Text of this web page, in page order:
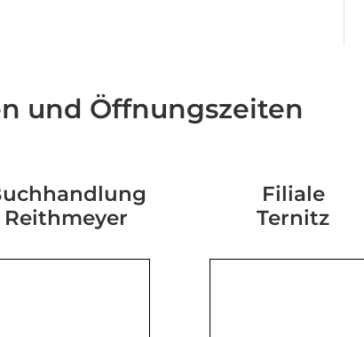
und Öffnungszeiten
Reithmeyer
Filiale
Ternitz